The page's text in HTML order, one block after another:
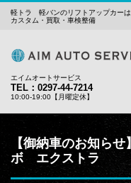
軽トラ 軽バンのリフトアップカーは
カスタム・買取・車検整備
エイムオートサービス
TEL：0297-44-7214
10:00-19:00【月曜定休】
【御納車のお知ら
ボ エクス